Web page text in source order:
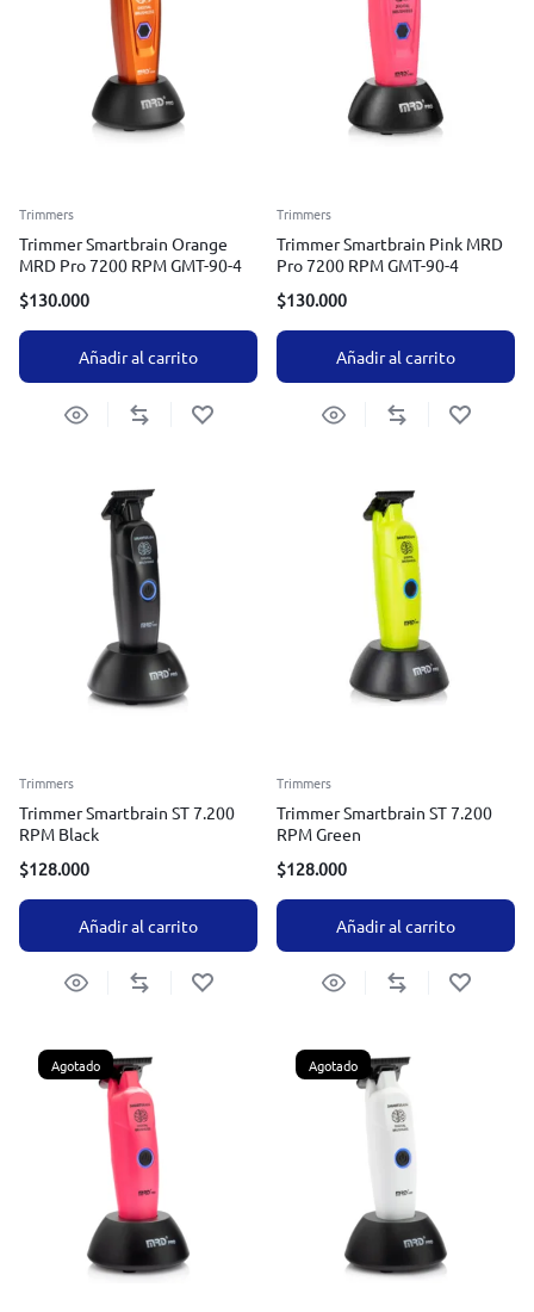
Trimmers
Trimmer Smartbrain Orange
MRD Pro 7200 RPM GMT-90-4
$130.000
Añadir al carrito
Trimmers
Trimmer Smartbrain Pink MRD
Pro 7200 RPM GMT-90-4
$130.000
Añadir al carrito
Trimmers
Trimmer Smartbrain ST 7.200
RPM Black
$128.000
Añadir al carrito
Trimmers
Trimmer Smartbrain ST 7.200
RPM Green
$128.000
Añadir al carrito
Agotado Agotado